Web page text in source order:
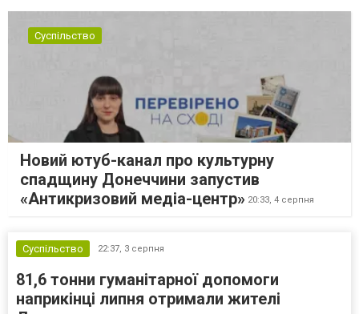
Суспільство
Новий ютуб-канал про культурну
спадщину Донеччини запустив
«Антикризовий медіа-центр» 20:33, 4 серпня
Суспільство 22:37, 3 серпня
81,6 тонни гуманітарної допомоги
наприкінці липня отримали жителі